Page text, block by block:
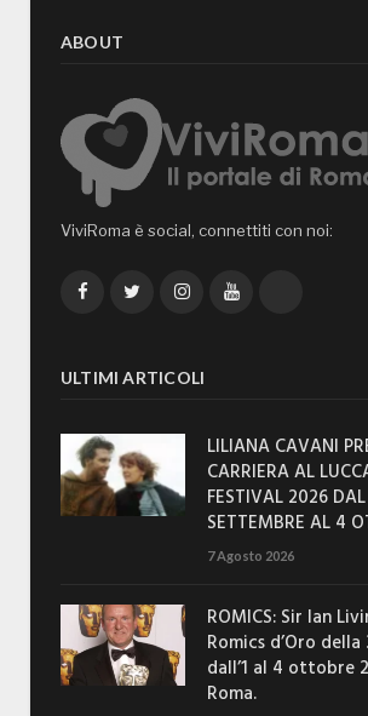
ABOUT
ViviRoma è social, connettiti con noi:
FacebookTwitterInstagramYouTube
ULTIMI ARTICOLI
LILIANA CAVANI
CARRIERA AL
FESTIVAL 2026
SETTEMBRE AL 4
7 Agosto 2026
ROMICS: Sir Ian
Romics d’Oro
dall’1 al 4 ottobre
Roma.